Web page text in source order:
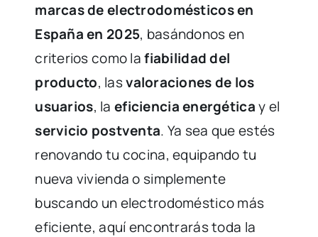
marcas de electrodomésticos en
España en 2025, basándonos en
criterios como lafiabilidad del
producto, lasvaloraciones de los
usuarios, la eficiencia energéticay el
servicio postventa. Ya sea que estés
renovando tu cocina, equipando tu
nueva vivienda o simplemente
buscando un electrodoméstico más
eficiente, aquí encontrarás toda la